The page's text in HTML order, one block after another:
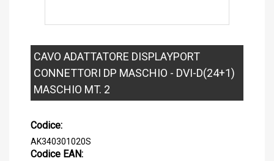
CAVO ADATTATORE DISPLAYPORT
CONNETTORI DP MASCHIO - DVI-D(24+1)
MASCHIO MT. 2
Codice:
AK340301020S
Codice EAN: